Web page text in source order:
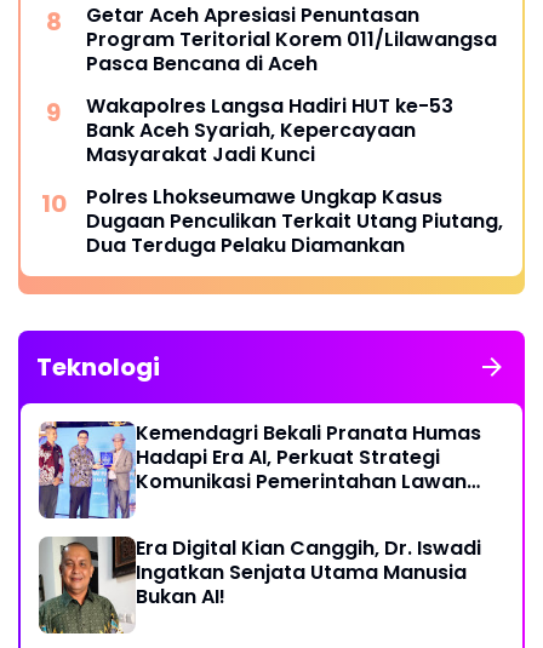
Getar Aceh Apresiasi Penuntasan
Program Teritorial Korem 011/Lilawangsa
Pasca Bencana di Aceh
Wakapolres Langsa Hadiri HUT ke-53
Bank Aceh Syariah, Kepercayaan
Masyarakat Jadi Kunci
Polres Lhokseumawe Ungkap Kasus
Dugaan Penculikan Terkait Utang Piutang,
Dua Terduga Pelaku Diamankan
Teknologi
Kemendagri Bekali Pranata Humas
Hadapi Era AI, Perkuat Strategi
Komunikasi Pemerintahan Lawan
Era Digital Kian Canggih, Dr. Iswadi
Ingatkan Senjata Utama Manusia
Bukan AI!